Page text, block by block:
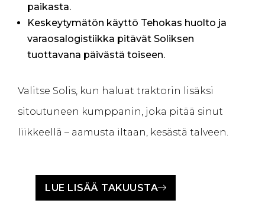
paikasta.
Keskeytymätön käyttö Tehokas huolto ja
varaosalogistiikka pitävät Soliksen
tuottavana päivästä toiseen.
Valitse Solis, kun haluat traktorin lisäksi
sitoutuneen kumppanin, joka pitää sinut
liikkeellä – aamusta iltaan, kesästä talveen.
LUE LISÄÄ TAKUUSTA